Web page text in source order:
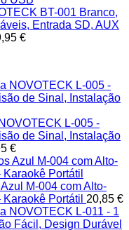
BT-001 Branco,
Entrada SD, AUX
€
L-005 -
de Sinal, Instalação
€
M-004 com Alto-
Portátil 20,85 €